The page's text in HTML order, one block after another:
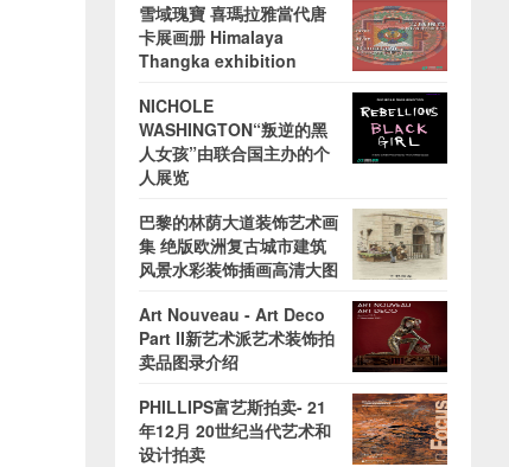
雪域瑰寶 喜瑪拉雅當代唐
卡展画册 Himalaya
Thangka exhibition
NICHOLE
WASHINGTON“叛逆的黑
人女孩”由联合国主办的个
人展览
巴黎的林荫大道装饰艺术画
集 绝版欧洲复古城市建筑
风景水彩装饰插画高清大图
Art Nouveau - Art Deco
Part II新艺术派艺术装饰拍
卖品图录介绍
PHILLIPS富艺斯拍卖- 21
年12月 20世纪当代艺术和
设计拍卖